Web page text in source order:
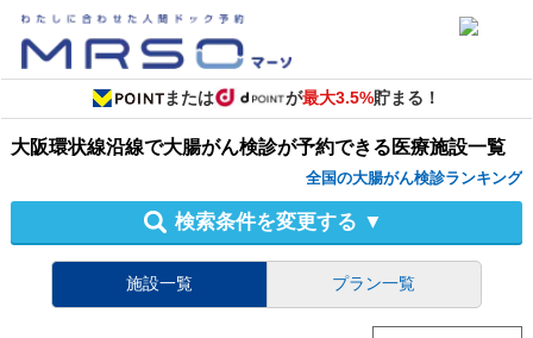
または が最大3.5%貯まる！
大阪環状線沿線で大腸がん検診が予約できる医療施設一覧
全国の大腸がん検診ランキング
検索条件を変更する ▼
施設一覧 プラン一覧